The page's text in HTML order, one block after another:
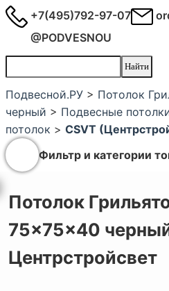
+7(495)792-97-07
@PODVESNOU
Подвесной.РУ > Потолок
черный > Подвесные
потолок > CSVT
Фильтр и категории
Потолок
75x75x40
Центрстройсвет